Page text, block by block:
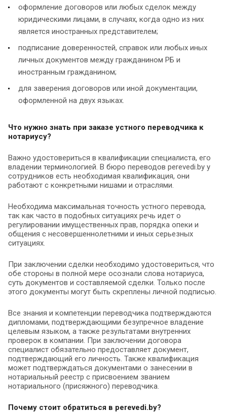
оформление договоров или любых сделок между
юридическими лицами, в случаях, когда одно из них
является иностранных представителем;
подписание доверенностей, справок или любых иных
личных документов между гражданином РБ и
иностранным гражданином;
для заверения договоров или иной документации,
оформленной на двух языках.
Что нужно знать при заказе устного переводчика к
нотариусу?
Важно удостовериться в квалификации специалиста, его
владении терминологией. В бюро переводов perevedi.by у
сотрудников есть необходимая квалификация, они
работают с конкретными нишами и отраслями.
Необходима максимальная точность устного перевода,
так как часто в подобных ситуациях речь идет о
регулировании имущественных прав, порядка опеки и
общения с несовершеннолетними и иных серьезных
ситуациях.
При заключении сделки необходимо удостовериться, что
обе стороны в полной мере осознали слова нотариуса,
суть документов и составляемой сделки. Только после
этого документы могут быть скреплены личной подписью.
Все знания и компетенции переводчика подтверждаются
дипломами, подтверждающими безупречное владение
целевым языком, а также результатами внутренних
проверок в компании. При заключении договора
специалист обязательно предоставляет документ,
подтверждающий его личность. Также квалификация
может подтверждаться документами о занесении в
нотариальный реестр с присвоением званием
нотариального (присяжного) переводчика.
Почему стоит обратиться в perevedi.by?